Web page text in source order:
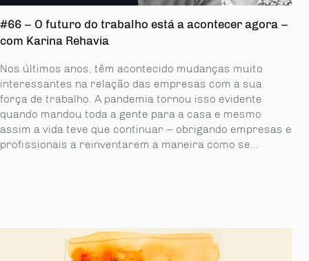
#66 – O futuro do trabalho está a acontecer agora –
com Karina Rehavia
Nos últimos anos, têm acontecido mudanças muito
interessantes na relação das empresas com a sua
força de trabalho. A pandemia tornou isso evidente
quando mandou toda a gente para a casa e mesmo
assim a vida teve que continuar – obrigando empresas e
profissionais a reinventarem a maneira como se...